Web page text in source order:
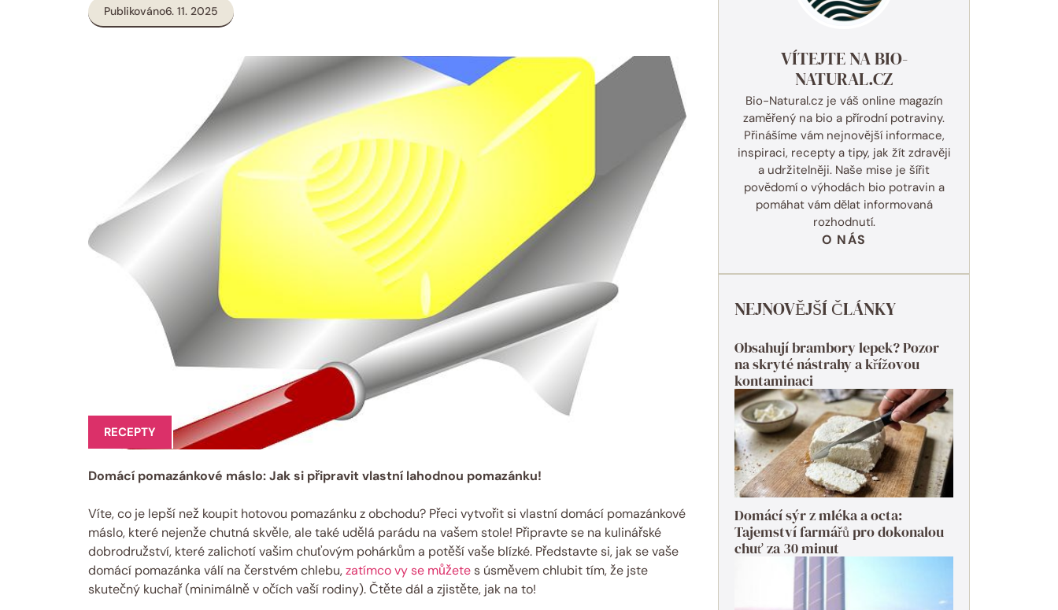
Publikováno6. 11. 2025
RECEPTY
Domácí pomazánkové máslo: Jak si připravit vlastní lahodnou pomazánku!
Víte, co je lepší než koupit hotovou pomazánku z obchodu? Přeci vytvořit si vlastní domácí pomazánkové
máslo, které nejenže chutná skvěle, ale také udělá parádu na vašem stole! Připravte se na kulinářské
dobrodružství, které zalichotí vašim chuťovým pohárkům a potěší vaše blízké. Představte si, jak se vaše
domácí pomazánka válí na čerstvém chlebu,zatímco vy se můžetes úsměvem chlubit tím, že jste
skutečný kuchař (minimálně v očích vaší rodiny). Čtěte dál a zjistěte, jak na to!
VÍTEJTE NA BIO-
NATURAL.CZ
Bio-Natural.cz je váš online magazín
zaměřený na bio a přírodní potraviny.
Přinášíme vám nejnovější informace,
inspiraci, recepty a tipy, jak žít zdravěji
a udržitelněji. Naše mise je šířit
povědomí o výhodách bio potravin a
pomáhat vám dělat informovaná
rozhodnutí.
O NÁS
NEJNOVĚJŠÍ ČLÁNKY
Obsahují brambory lepek? Pozor
na skryté nástrahy a křížovou
kontaminaci
Domácí sýr z mléka a octa:
Tajemství farmářů pro dokonalou
chuť za 30 minut